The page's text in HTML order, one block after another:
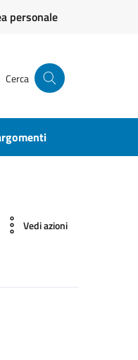
personale
Cerca
Vedi azioni